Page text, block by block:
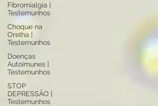
Fibromialgia |
Testemunhos
Choque na
Orelha |
Testemunhos
Doenças
Autoimunes |
Testemunhos
STOP
DEPRESSÃO |
Testemunhos